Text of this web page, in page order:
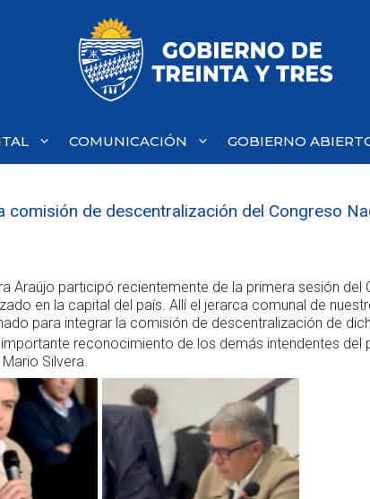
COMUNICACIÓN GOBIERNO
comisión de descentralización del Congreso
Araújo participó recientemente de la primera sesión del
en la capital del país. Allí el jerarca comunal de
para integrar la comisión de descentralización de
reconocimiento de los demás intendentes del
Silvera.